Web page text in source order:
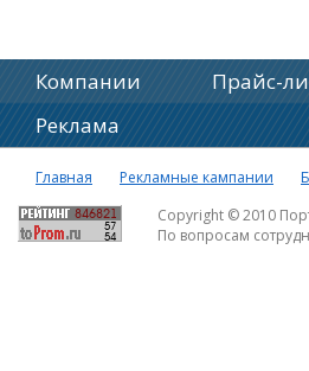
Компании Прайс-
Реклама
Главная Рекламные кампании
Copyright © 2010
По вопросам